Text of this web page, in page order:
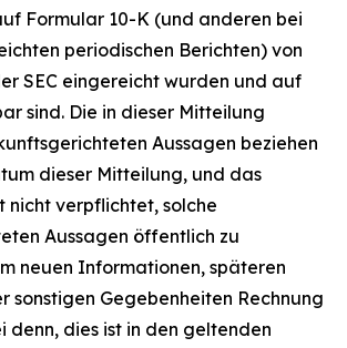
Formular 10-K (und anderen bei
periodischen Berichten) von
SEC eingereicht wurden und auf
sind. Die in dieser Mitteilung
Aussagen beziehen
dieser Mitteilung, und das
nicht verpflichtet, solche
Aussagen öffentlich zu
neuen Informationen, späteren
sonstigen Gegebenheiten Rechnung
denn, dies ist in den geltenden